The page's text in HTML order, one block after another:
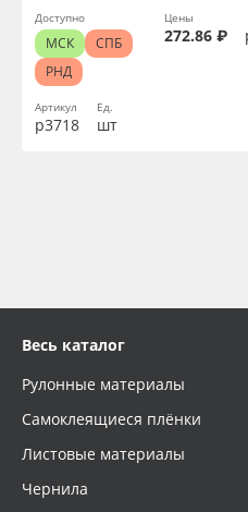
Артикул
р3718
Ед.
шт
Цены
272.86 ₽
Доступно
МСК
СПБ
РНД
Весь каталог
Рулонные материалы
Самоклеящиеся плёнки
Листовые материалы
Чернила